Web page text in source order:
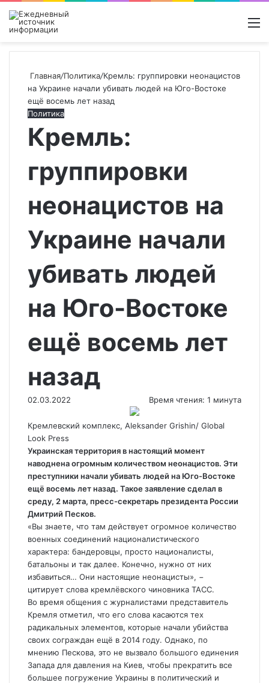
Поиск
Switch
Главная/Политика/Кремль: группировки неонацистов
на Украине начали убивать людей на Юго-Востоке
ещё восемь лет назад
Политика
Кремль:
группировки
неонацистов на
Украине начали
убивать людей
на Юго-Востоке
ещё восемь лет
назад
02.03.2022 Время чтения: 1 минута
Кремлевский комплекс, Aleksander Grishin/ Global
Look Press
Украинская территория в настоящий момент
наводнена огромным количеством неонацистов. Эти
преступники начали убивать людей на Юго-Востоке
ещё восемь лет назад. Такое заявление сделал в
среду, 2 марта, пресс-секретарь президента России
Дмитрий Песков.
«Вы знаете, что там действует огромное количество
военных соединений националистического
характера: бандеровцы, просто националисты,
батальоны и так далее. Конечно, нужно от них
избавиться… Они настоящие неонацисты», −
цитирует слова кремлёвского чиновника ТАСС.
Во время общения с журналистами представитель
Кремля отметил, что его слова касаются тех
радикальных элементов, которые начали убийства
своих сограждан ещё в 2014 году. Однако, по
мнению Пескова, это не вызвало большого единения
Запада для давления на Киев, чтобы прекратить все
большее погружение Украины в политический и